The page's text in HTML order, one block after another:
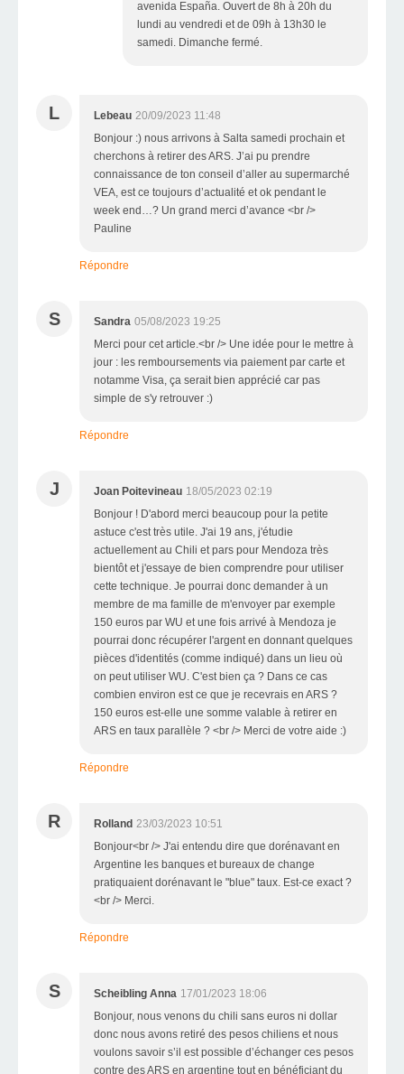
avenida España. Ouvert de 8h à 20h du
lundi au vendredi et de 09h à 13h30 le
samedi. Dimanche fermé.
L Lebeau 20/09/2023 11:48
Bonjour :) nous arrivons à Salta samedi prochain et
cherchons à retirer des ARS. J’ai pu prendre
connaissance de ton conseil d’aller au supermarché
VEA, est ce toujours d’actualité et ok pendant le
week end…? Un grand merci d’avance <br />
Pauline
Répondre
S Sandra 05/08/2023 19:25
Merci pour cet article.<br /> Une idée pour le mettre à
jour : les remboursements via paiement par carte et
notamme Visa, ça serait bien apprécié car pas
simple de s'y retrouver :)
Répondre
J Joan Poitevineau 18/05/2023 02:19
Bonjour ! D'abord merci beaucoup pour la petite
astuce c'est très utile. J'ai 19 ans, j'étudie
actuellement au Chili et pars pour Mendoza très
bientôt et j'essaye de bien comprendre pour utiliser
cette technique. Je pourrai donc demander à un
membre de ma famille de m'envoyer par exemple
150 euros par WU et une fois arrivé à Mendoza je
pourrai donc récupérer l'argent en donnant quelques
pièces d'identités (comme indiqué) dans un lieu où
on peut utiliser WU. C'est bien ça ? Dans ce cas
combien environ est ce que je recevrais en ARS ?
150 euros est-elle une somme valable à retirer en
ARS en taux parallèle ? <br /> Merci de votre aide :)
Répondre
R Rolland 23/03/2023 10:51
Bonjour<br /> J'ai entendu dire que dorénavant en
Argentine les banques et bureaux de change
pratiquaient dorénavant le "blue" taux. Est-ce exact ?
<br /> Merci.
Répondre
S Scheibling Anna 17/01/2023 18:06
Bonjour, nous venons du chili sans euros ni dollar
donc nous avons retiré des pesos chiliens et nous
voulons savoir s’il est possible d’échanger ces pesos
contre des ARS en argentine tout en bénéficiant du